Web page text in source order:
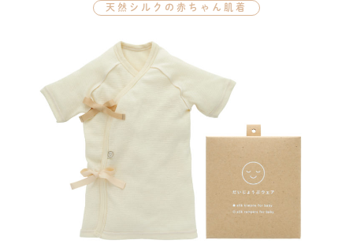
天然シルクの赤ちゃん肌着